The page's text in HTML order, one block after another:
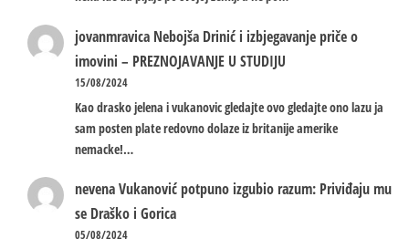
jovanmravica Nebojša Drinić i izbjegavanje priče o
imovini – PREZNOJAVANJE U STUDIJU
15/08/2024
Kao drasko jelena i vukanovic gledajte ovo gledajte ono lazu ja
sam posten plate redovno dolaze iz britanije amerike
nemacke!…
nevenaVukanović potpuno izgubio razum: Priviđaju mu
se Draško i Gorica
05/08/2024